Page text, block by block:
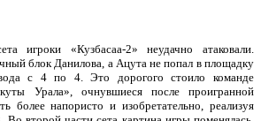
игроки «Кузбасаа-2» неудачно атаковали.
блок Данилова, а Ацута не попал в площадку
с 4 по 4. Это дорогого стоило команде
Урала», очнувшиеся после проигранной
более напористо и изобретательно, реализуя